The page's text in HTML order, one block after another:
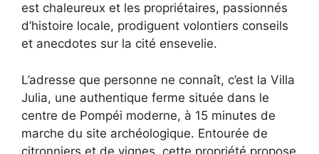
est chaleureux et les propriétaires, passionnés
d’histoire locale, prodiguent volontiers conseils
et anecdotes sur la cité ensevelie.
L’adresse que personne ne connaît, c’est la Villa
Julia, une authentique ferme située dans le
centre de Pompéi moderne, à 15 minutes de
marche du site archéologique. Entourée de
citronniers et de vignes, cette propriété propose